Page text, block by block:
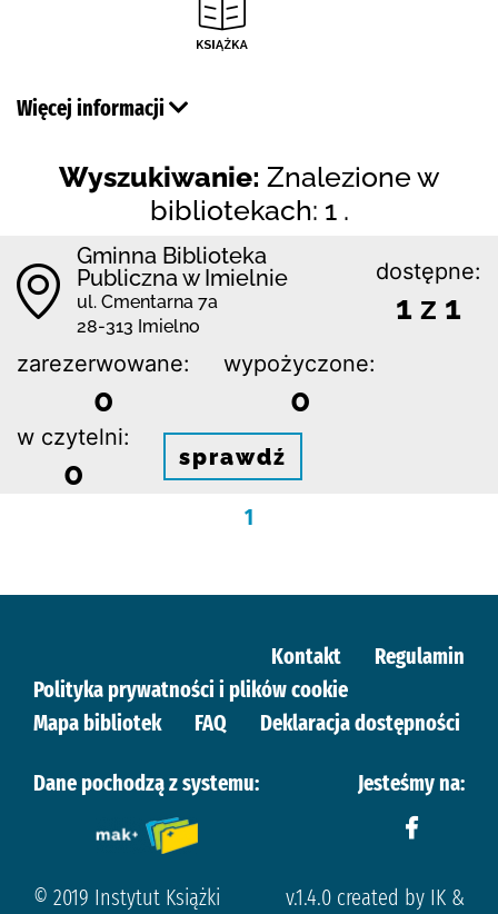
Więcej informacji
Wyszukiwanie: Znalezione w
bibliotekach: 1 .
Gminna Biblioteka
Publiczna w Imielnie
ul. Cmentarna 7a
28-313 Imielno
dostępne:
1 z 1
zarezerwowane:
0
wypożyczone:
0
w czytelni:
0 sprawdź
1
Kontakt
Regulamin
Polityka prywatności i plików cookie
Mapa bibliotek
FAQ Deklaracja dostępności
Dane pochodzą z systemu: Jesteśmy na:
© 2019 Instytut Książki v.1.4.0 created by IK &